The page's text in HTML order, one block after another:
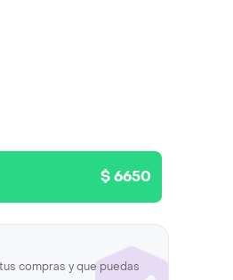
$ 6650
compras y que puedas